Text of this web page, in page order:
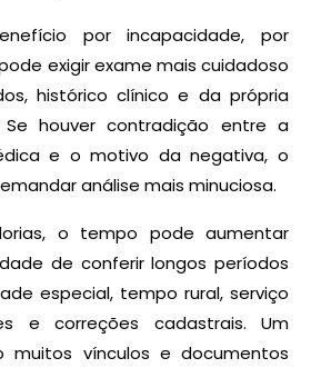
por incapacidade, por
exigir exame mais cuidadoso
histórico clínico e da própria
Se houver contradição entre a
e o motivo da negativa, o
análise mais minuciosa.
o tempo pode aumentar
de conferir longos períodos
especial, tempo rural, serviço
e correções cadastrais. Um
muitos vínculos e documentos